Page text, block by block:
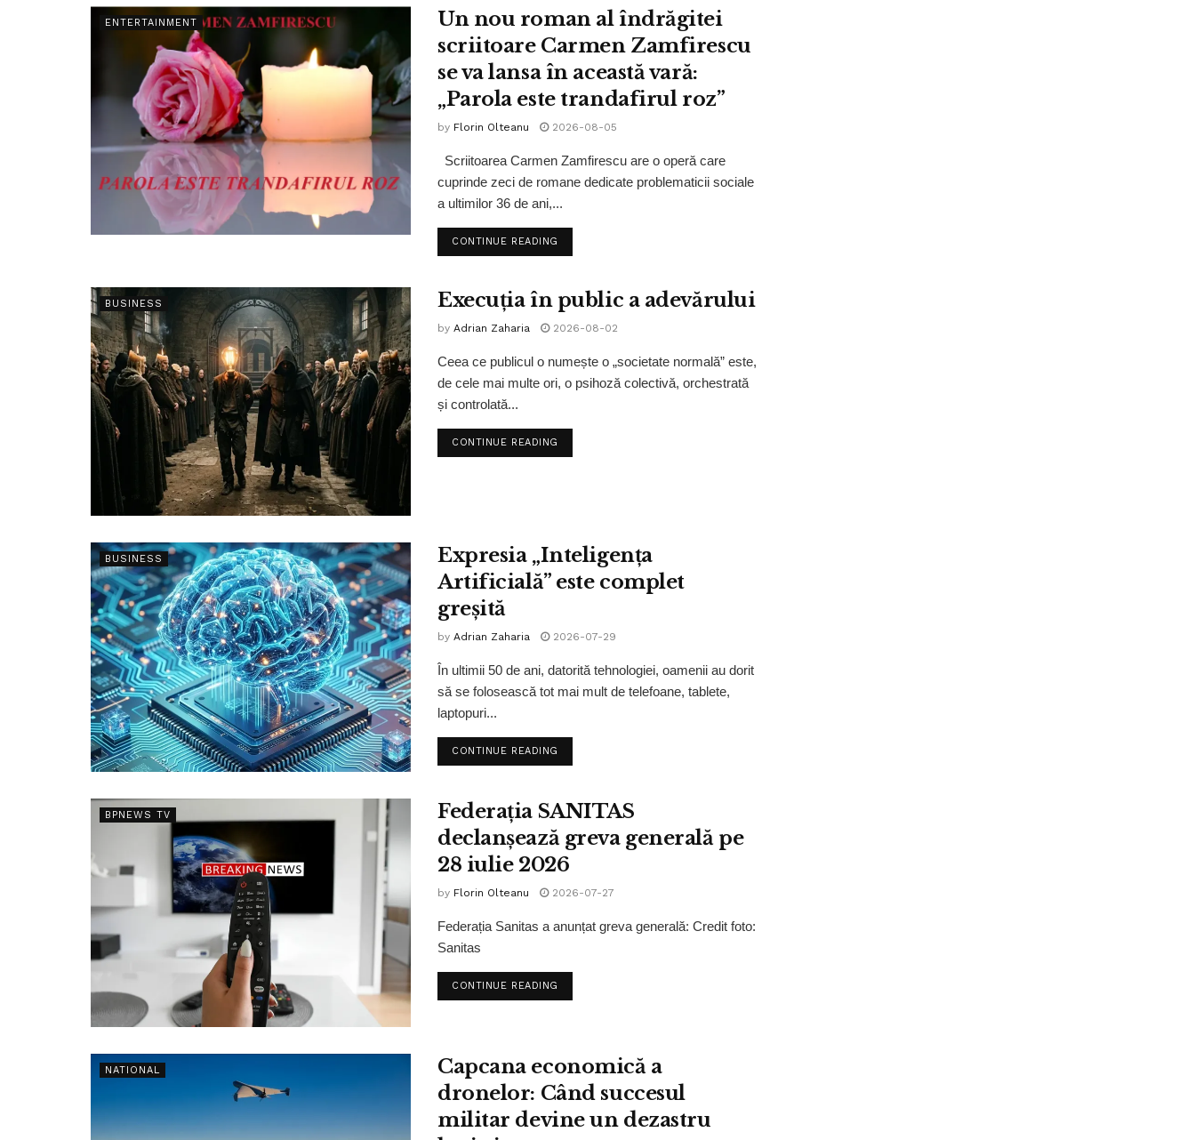
ENTERTAINMENT
Un nou roman al îndrăgitei
scriitoare Carmen Zamfirescu
se va lansa în această vară:
„Parola este trandafirul roz”
by Florin Olteanu 2026-08-05
Scriitoarea Carmen Zamfirescu are o operă care
cuprinde zeci de romane dedicate problematicii sociale
a ultimilor 36 de ani,...
CONTINUE READING
BUSINESS Execuția în public a adevărului
by Adrian Zaharia 2026-08-02
Ceea ce publicul o numește o „societate normală” este,
de cele mai multe ori, o psihoză colectivă, orchestrată
și controlată...
CONTINUE READING
BUSINESS
Expresia „Inteligența
Artificială” este complet
greșită
by Adrian Zaharia 2026-07-29
În ultimii 50 de ani, datorită tehnologiei, oamenii au dorit
să se folosească tot mai mult de telefoane, tablete,
laptopuri...
CONTINUE READING
BPNEWS TV
Federația SANITAS
declanșează greva generală pe
28 iulie 2026
by Florin Olteanu 2026-07-27
Federația Sanitas a anunțat greva generală: Credit foto:
Sanitas
CONTINUE READING
NATIONAL
Capcana economică a
dronelor: Când succesul
militar devine un dezastru